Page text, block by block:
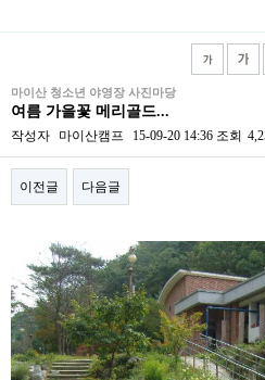
마이산 청소년 야영장 사진마당
여름 가을꽃 메리골드...
작성자 마이산캠프 15-09-20 14:36 조회
이전글 다음글